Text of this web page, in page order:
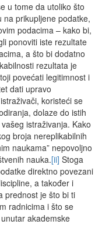
u tome da utoliko što
na prikupljene podatke,
podacima – kako bi,
ponoviti iste rezultate
a što bi dodatno
rezultata je
povećati legitimnost i
dati upravo
koristeći se
dolaze do istih
istraživanja. Kako
broja nereplikabilnih
naukama” nepovoljno
nauka.[ii] Stoga
direktno povezani
a također i
prednost je što bi ti
radnicima i što se
akademske